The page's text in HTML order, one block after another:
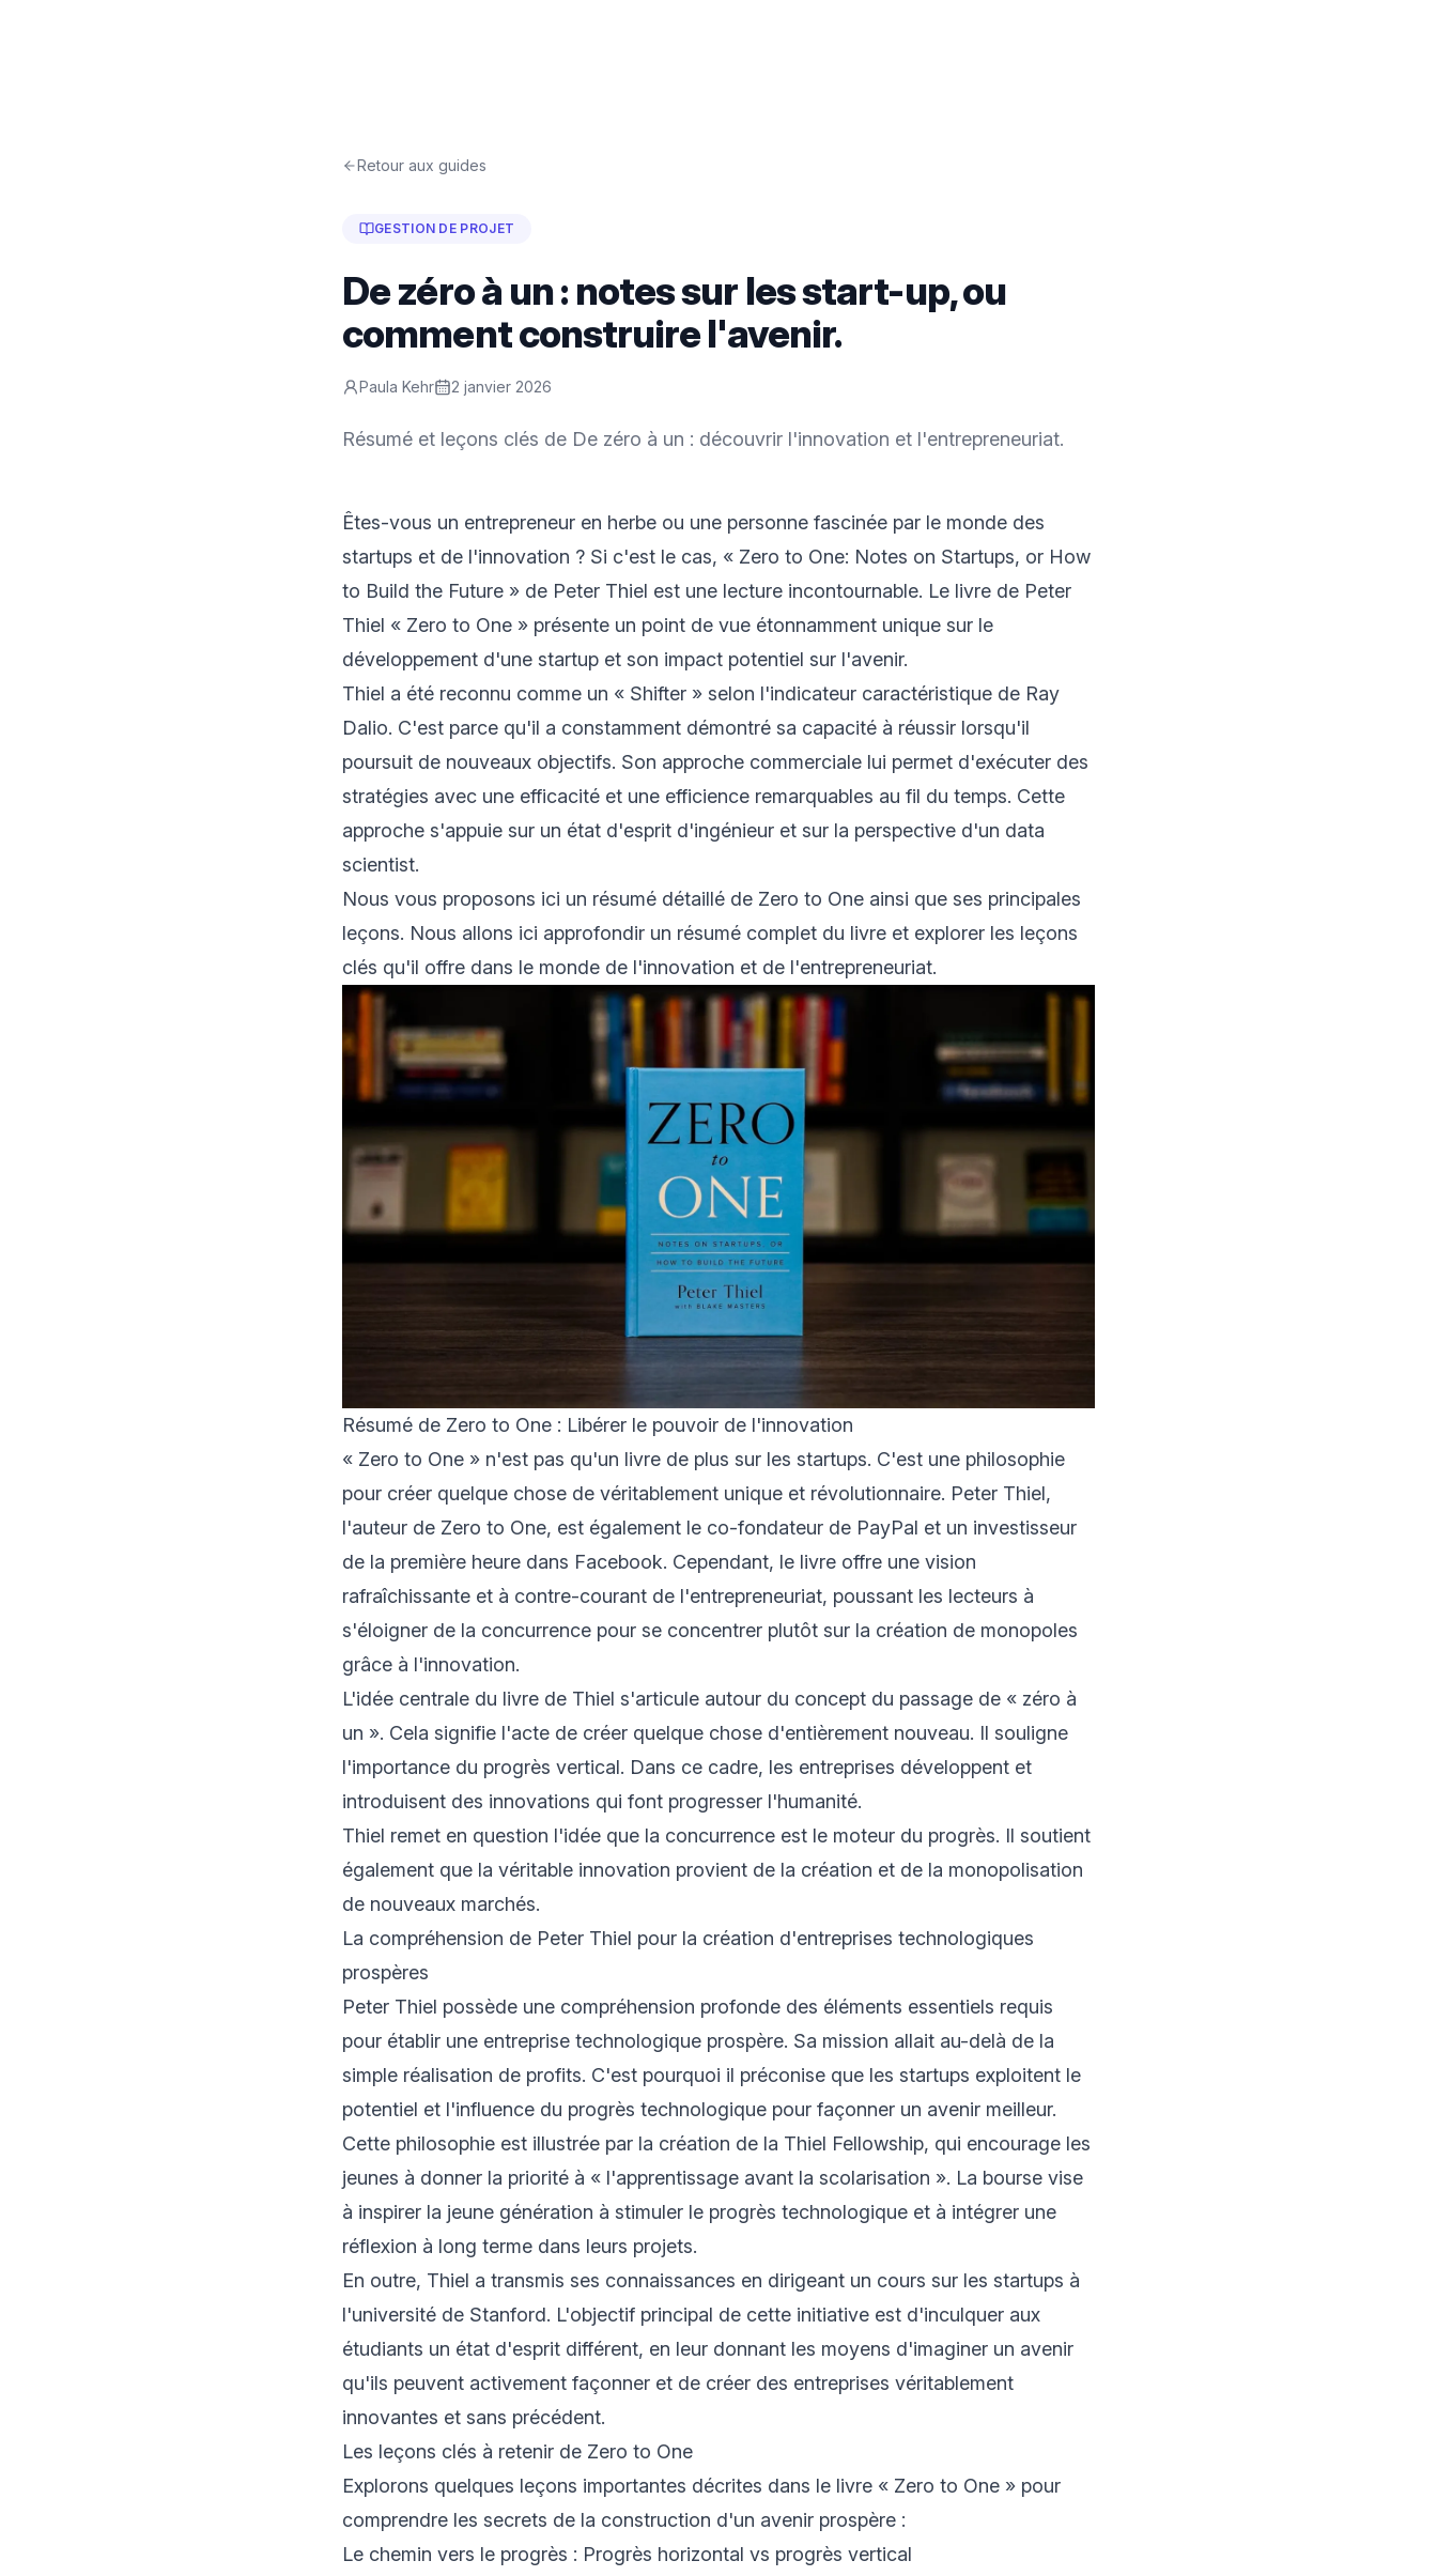
Retour aux guides
GESTION DE PROJET
De zéro à un : notes sur les start-up, ou
comment construire l'avenir.
Paula Kehr 2 janvier 2026
Résumé et leçons clés de De zéro à un : découvrir l'innovation et l'entrepreneuriat.
Êtes-vous un entrepreneur en herbe ou une personne fascinée par le monde des
startups et de l'innovation ? Si c'est le cas, « Zero to One: Notes on Startups, or How
to Build the Future » de Peter Thiel est une lecture incontournable. Le livre de Peter
Thiel « Zero to One » présente un point de vue étonnamment unique sur le
développement d'une startup et son impact potentiel sur l'avenir.
Thiel a été reconnu comme un « Shifter » selon l'indicateur caractéristique de Ray
Dalio. C'est parce qu'il a constamment démontré sa capacité à réussir lorsqu'il
poursuit de nouveaux objectifs. Son approche commerciale lui permet d'exécuter des
stratégies avec une efficacité et une efficience remarquables au fil du temps. Cette
approche s'appuie sur un état d'esprit d'ingénieur et sur la perspective d'un data
scientist.
Nous vous proposons ici un résumé détaillé de Zero to One ainsi que ses principales
leçons. Nous allons ici approfondir un résumé complet du livre et explorer les leçons
clés qu'il offre dans le monde de l'innovation et de l'entrepreneuriat.
Résumé de Zero to One : Libérer le pouvoir de l'innovation
« Zero to One » n'est pas qu'un livre de plus sur les startups. C'est une philosophie
pour créer quelque chose de véritablement unique et révolutionnaire. Peter Thiel,
l'auteur de Zero to One, est également le co-fondateur de PayPal et un investisseur
de la première heure dans Facebook. Cependant, le livre offre une vision
rafraîchissante et à contre-courant de l'entrepreneuriat, poussant les lecteurs à
s'éloigner de la concurrence pour se concentrer plutôt sur la création de monopoles
grâce à l'innovation.
L'idée centrale du livre de Thiel s'articule autour du concept du passage de « zéro à
un ». Cela signifie l'acte de créer quelque chose d'entièrement nouveau. Il souligne
l'importance du progrès vertical. Dans ce cadre, les entreprises développent et
introduisent des innovations qui font progresser l'humanité.
Thiel remet en question l'idée que la concurrence est le moteur du progrès. Il soutient
également que la véritable innovation provient de la création et de la monopolisation
de nouveaux marchés.
La compréhension de Peter Thiel pour la création d'entreprises technologiques
prospères
Peter Thiel possède une compréhension profonde des éléments essentiels requis
pour établir une entreprise technologique prospère. Sa mission allait au-delà de la
simple réalisation de profits. C'est pourquoi il préconise que les startups exploitent le
potentiel et l'influence du progrès technologique pour façonner un avenir meilleur.
Cette philosophie est illustrée par la création de la Thiel Fellowship, qui encourage les
jeunes à donner la priorité à « l'apprentissage avant la scolarisation ». La bourse vise
à inspirer la jeune génération à stimuler le progrès technologique et à intégrer une
réflexion à long terme dans leurs projets.
En outre, Thiel a transmis ses connaissances en dirigeant un cours sur les startups à
l'université de Stanford. L'objectif principal de cette initiative est d'inculquer aux
étudiants un état d'esprit différent, en leur donnant les moyens d'imaginer un avenir
qu'ils peuvent activement façonner et de créer des entreprises véritablement
innovantes et sans précédent.
Les leçons clés à retenir de Zero to One
Explorons quelques leçons importantes décrites dans le livre « Zero to One » pour
comprendre les secrets de la construction d'un avenir prospère :
Le chemin vers le progrès : Progrès horizontal vs progrès vertical